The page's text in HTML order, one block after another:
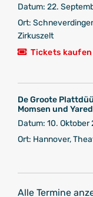
Datum: 22.
Ort:
Zirkuszelt
Tickets kaufen
De Groote
Momsen und
Datum: 10. Oktober
Ort: Hannover,
Alle Termine